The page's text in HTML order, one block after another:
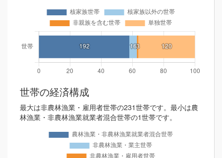
世帯の経済構成
最大は非農林漁業・雇用者世帯の231世帯です。最小は農
林漁業・非農林漁業就業者混合世帯の1世帯です。